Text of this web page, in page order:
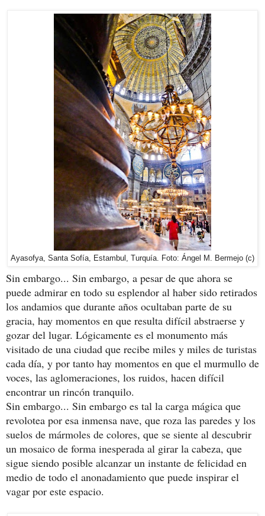
Ayasofya, Santa Sofía, Estambul, Turquía. Foto: Ángel M. Bermejo (c)
Sin embargo... Sin embargo, a pesar de que ahora se
puede admirar en todo su esplendor al haber sido retirados
los andamios que durante años ocultaban parte de su
gracia, hay momentos en que resulta difícil abstraerse y
gozar del lugar. Lógicamente es el monumento más
visitado de una ciudad que recibe miles y miles de turistas
cada día, y por tanto hay momentos en que el murmullo de
voces, las aglomeraciones, los ruidos, hacen difícil
encontrar un rincón tranquilo.
Sin embargo... Sin embargo es tal la carga mágica que
revolotea por esa inmensa nave, que roza las paredes y los
suelos de mármoles de colores, que se siente al descubrir
un mosaico de forma inesperada al girar la cabeza, que
sigue siendo posible alcanzar un instante de felicidad en
medio de todo el anonadamiento que puede inspirar el
vagar por este espacio.